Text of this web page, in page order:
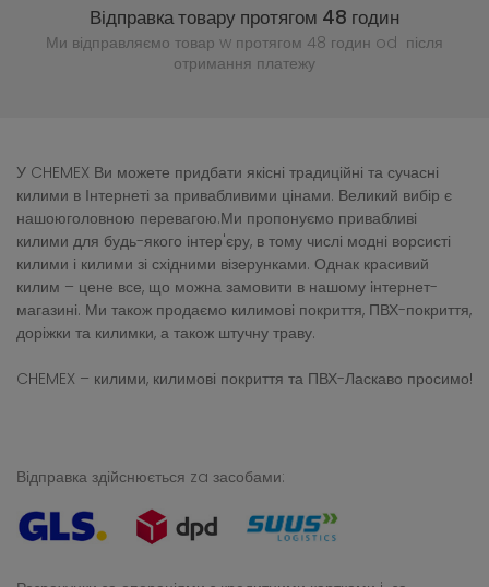
Відправка товару протягом 48 годин
Ми відправляємо товар w протягом 48 годин od після
отримання платежу
У CHEMEX Ви можете придбати якісні традиційні та сучасні
килими в Інтернеті за привабливими цінами. Великий вибір є
нашоюголовною перевагою.Ми пропонуємо привабливі
килими для будь-якого інтер'єру, в тому числі модні ворсисті
килими і килими зі східними візерунками. Однак красивий
килим – цене все, що можна замовити в нашому інтернет-
магазині. Ми також продаємо килимові покриття, ПВХ-покриття,
доріжки та килимки, а також штучну траву.
CHEMEX – килими, килимові покриття та ПВХ-Ласкаво просимо!
Відправка здійснюється za засобами: